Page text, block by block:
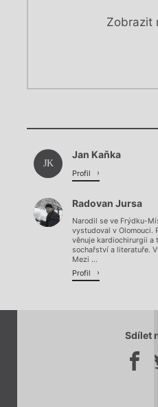
Zobrazit
JK
Jan Kaňka
Profil
Radovan Jursa
Narodil se ve Frýdku-
vystudoval v Olomouci.
věnuje kardiochirurgii a
sochařství a literatuře.
Mezi ...
Profil
Sdílet